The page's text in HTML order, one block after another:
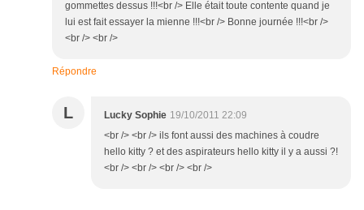
gommettes dessus !!!<br /> Elle était toute contente quand je
lui est fait essayer la mienne !!!<br /> Bonne journée !!!<br />
<br /> <br />
Répondre
L Lucky Sophie 19/10/2011 22:09
<br /> <br /> ils font aussi des machines à coudre
hello kitty ? et des aspirateurs hello kitty il y a aussi ?!
<br /> <br /> <br /> <br />